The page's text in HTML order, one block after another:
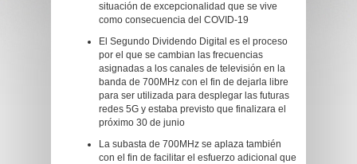
situación de excepcionalidad que se vive
como consecuencia del COVID-19
El Segundo Dividendo Digital es el proceso
por el que se cambian las frecuencias
asignadas a los canales de televisión en la
banda de 700MHz con el fin de dejarla libre
para ser utilizada para desplegar las futuras
redes 5G y estaba previsto que finalizara el
próximo 30 de junio
La subasta de 700MHz se aplaza también
con el fin de facilitar el esfuerzo adicional que